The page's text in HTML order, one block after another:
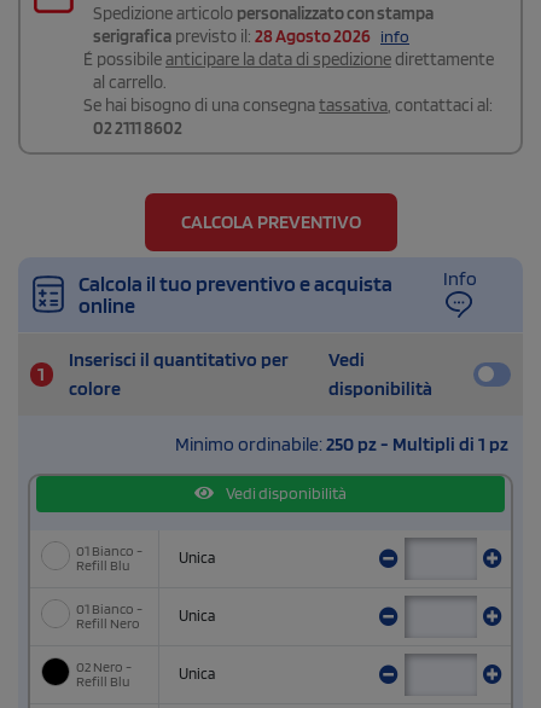
Spedizione articolo personalizzato con stampa
serigrafica previsto il: 28 Agosto 2026 info
É possibileanticipare la data di spedizionedirettamente
al carrello.
Se hai bisogno di una consegnatassativa, contattaci al:
02 2111 8602
CALCOLA PREVENTIVO
Calcola il tuo preventivo e acquista
online
Info
1
Inserisci il quantitativo per
colore
Vedi
disponibilità
Minimo ordinabile: 250 pz - Multipli di 1 pz
Vedi disponibilità
01 Bianco -
Refill Blu
Unica
01 Bianco -
Refill Nero
Unica
02 Nero -
Refill Blu
Unica